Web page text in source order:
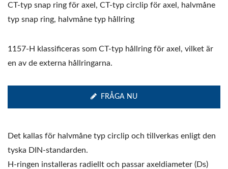
CT-typ snap ring för axel, CT-typ circlip för axel, halvmåne
typ snap ring, halvmåne typ hållring
1157-H klassificeras som CT-typ hållring för axel, vilket är
en av de externa hållringarna.
FRÅGA NU
Det kallas för halvmåne typ circlip och tillverkas enligt den
tyska DIN-standarden.
H-ringen installeras radiellt och passar axeldiameter (Ds)